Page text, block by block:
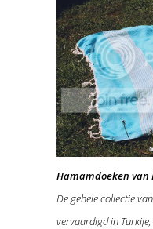
Hamamdoeken van
De gehele collectie
vervaardigd in